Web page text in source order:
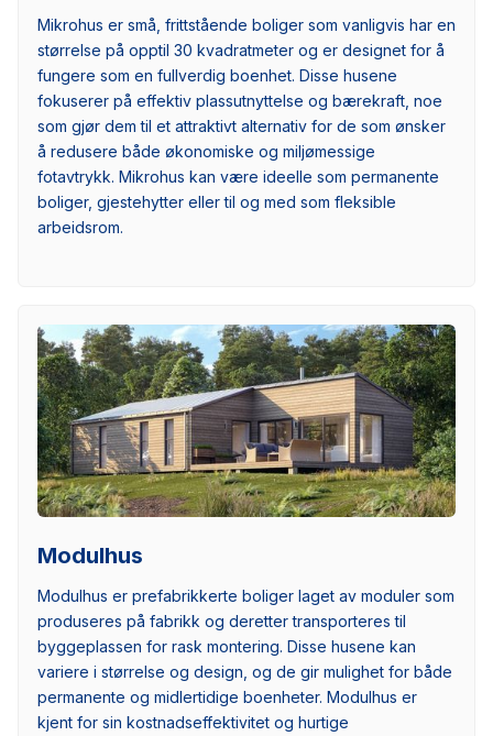
Mikrohus er små, frittstående boliger som vanligvis har en
størrelse på opptil 30 kvadratmeter og er designet for å
fungere som en fullverdig boenhet. Disse husene
fokuserer på effektiv plassutnyttelse og bærekraft, noe
som gjør dem til et attraktivt alternativ for de som ønsker
å redusere både økonomiske og miljømessige
fotavtrykk. Mikrohus kan være ideelle som permanente
boliger, gjestehytter eller til og med som fleksible
arbeidsrom.
Modulhus
Modulhus er prefabrikkerte boliger laget av moduler som
produseres på fabrikk og deretter transporteres til
byggeplassen for rask montering. Disse husene kan
variere i størrelse og design, og de gir mulighet for både
permanente og midlertidige boenheter. Modulhus er
kjent for sin kostnadseffektivitet og hurtige